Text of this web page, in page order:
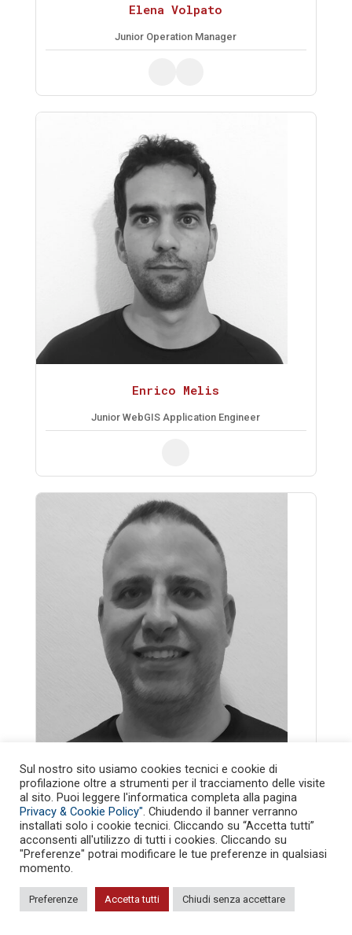
Elena Volpato
Junior Operation Manager
Enrico Melis
Junior WebGIS Application Engineer
Simone Viagi
Senior Backend Developer
Sul nostro sito usiamo cookies tecnici e cookie di
profilazione oltre a strumenti per il tracciamento delle visite
al sito. Puoi leggere l'informatica completa alla pagina
Privacy & Cookie Policy". Chiudendo il banner verranno
installati solo i cookie tecnici. Cliccando su “Accetta tutti”
acconsenti all'utilizzo di tutti i cookies. Cliccando su
"Preferenze" potrai modificare le tue preferenze in qualsiasi
momento.
Preferenze Accetta tutti Chiudi senza accettare